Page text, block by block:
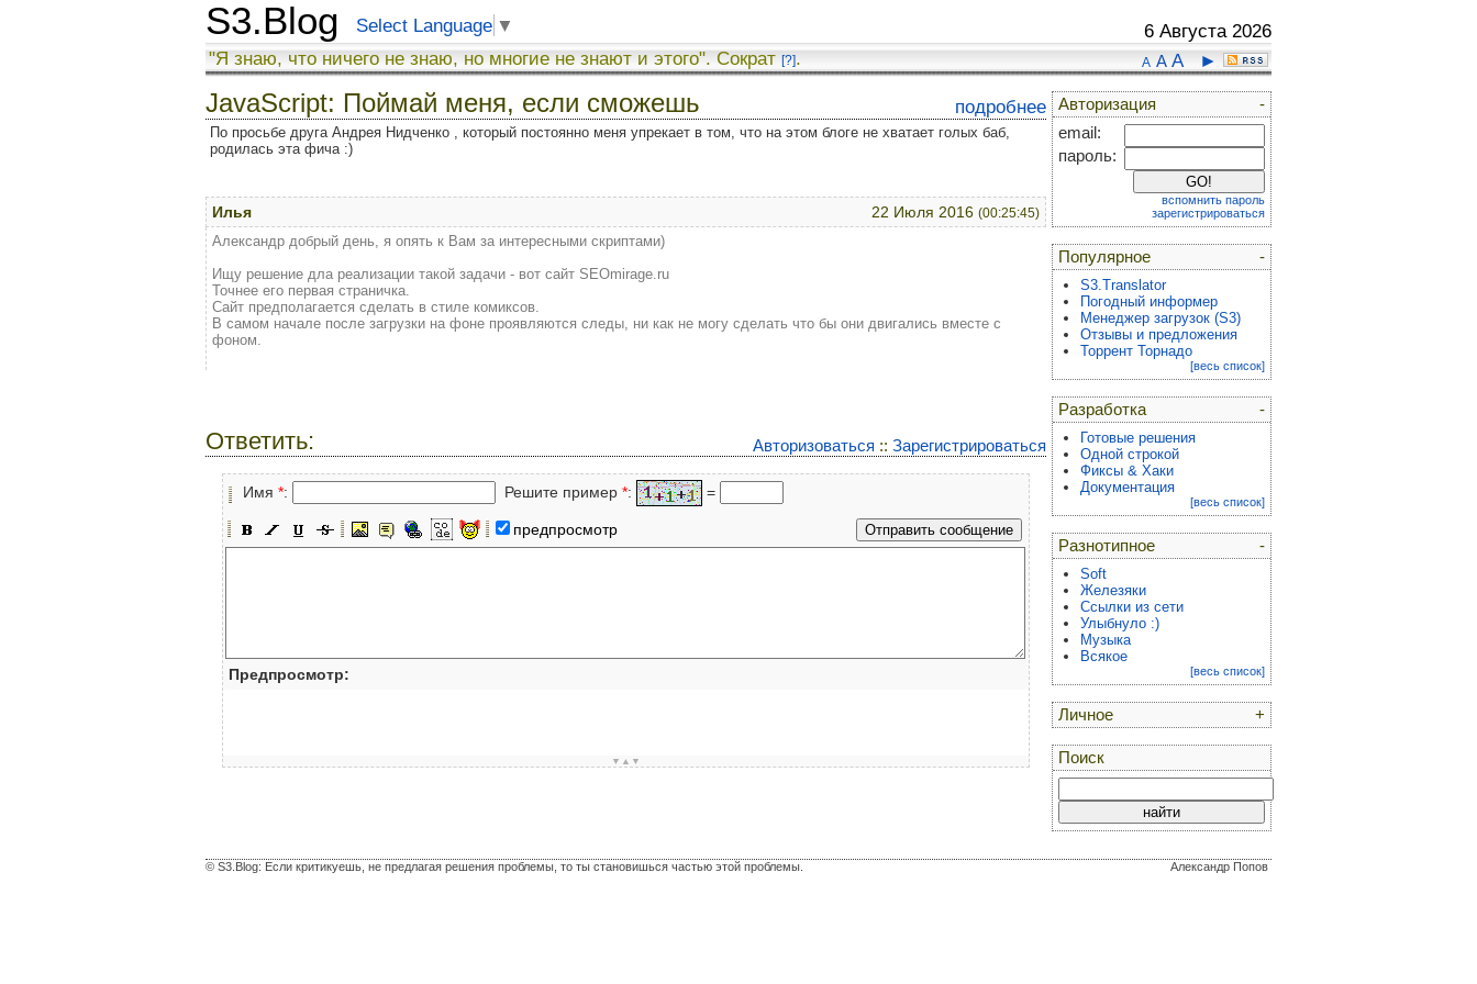
S3.Blog Select Language ▼ 6 Августа 2026
A A A ►
"Я знаю, что ничего не знаю, но многие не знают и этого". Сократ [?].
подробнее
JavaScript: Поймай меня, если сможешь
По просьбе друга Андрея Нидченко , который постоянно меня упрекает в том, что на этом блоге не хватает голых баб,
родилась эта фича :)
22 Июля 2016 (00:25:45)
Илья
Александр добрый день, я опять к Вам за интересными скриптами)
Ищу решение дла реализации такой задачи - вот сайт SEOmirage.ru
Точнее его первая страничка.
Сайт предполагается сделать в стиле комиксов.
В самом начале после загрузки на фоне проявляются следы, ни как не могу сделать что бы они двигались вместе с
фоном.
Авторизоваться :: Зарегистрироваться
Ответить:
Имя *: Решите пример *: =
предпросмотр
Предпросмотр:
▼▲▼
-
Авторизация
email:
пароль:
вспомнить пароль
зарегистрироваться
-
Популярное
S3.Translator
Погодный информер
Менеджер загрузок (S3)
Отзывы и предложения
Торрент Торнадо
[весь список]
-
Разработка
Готовые решения
Одной строкой
Фиксы & Хаки
Документация
[весь список]
-
Разнотипное
Soft
Железяки
Ссылки из сети
Улыбнуло :)
Музыка
Всякое
[весь список]
+
Личное
Поиск
Александр Попов
© S3.Blog: Если критикуешь, не предлагая решения проблемы, то ты становишься частью этой проблемы.